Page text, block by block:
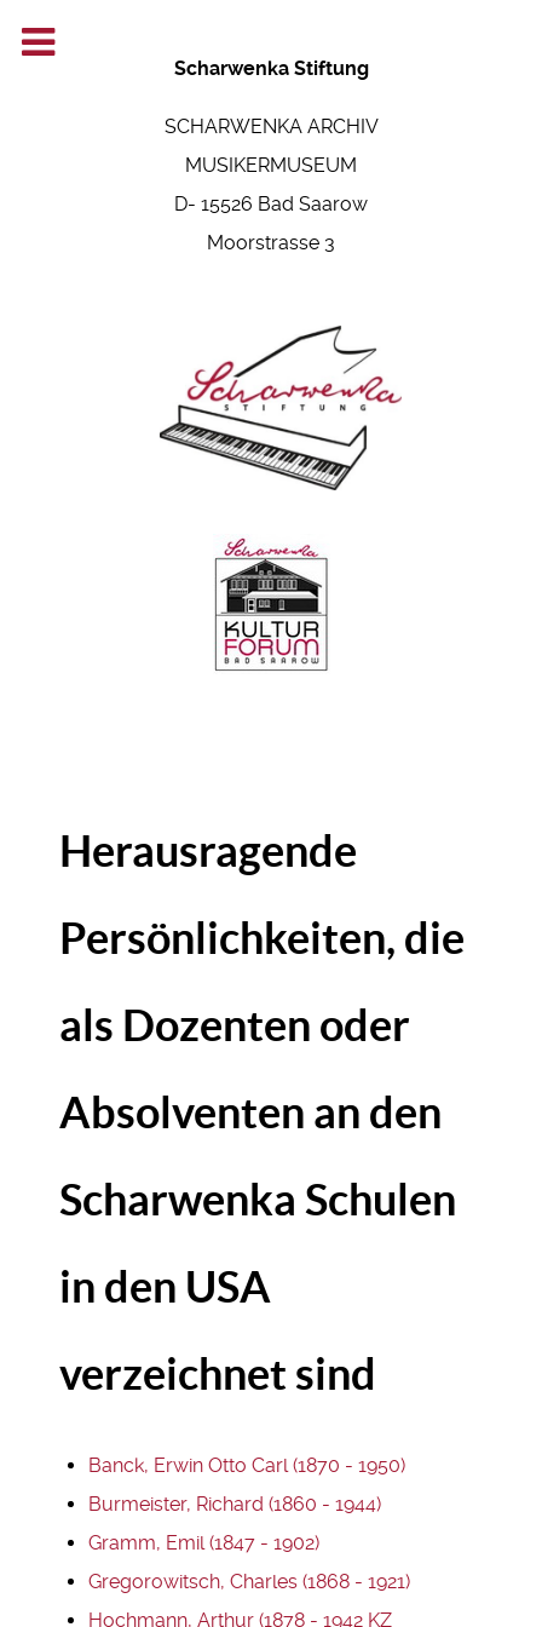
Scharwenka Stiftung
SCHARWENKA ARCHIV
MUSIKERMUSEUM
D- 15526 Bad Saarow
Moorstrasse 3
Herausragende
Persönlichkeiten, die
als Dozenten oder
Absolventen an den
Scharwenka Schulen
in den USA
verzeichnet sind
Banck, Erwin Otto Carl (1870 - 1950)
Burmeister, Richard (1860 - 1944)
Gramm, Emil (1847 - 1902)
Gregorowitsch, Charles (1868 - 1921)
Hochmann, Arthur (1878 - 1942 KZ